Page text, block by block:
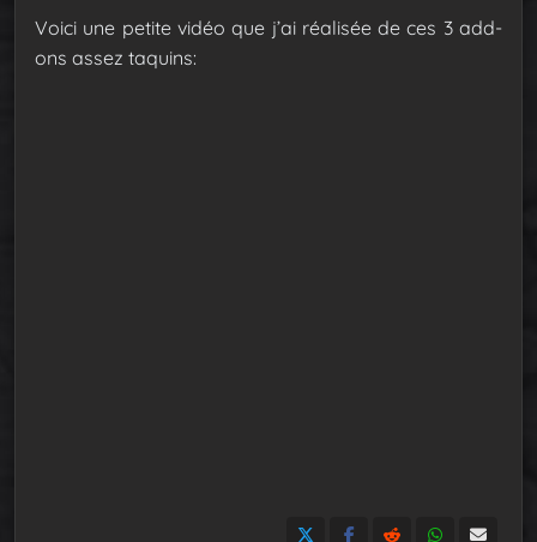
Voici une petite vidéo que j’ai réalisée de ces 3 add-
ons assez taquins: